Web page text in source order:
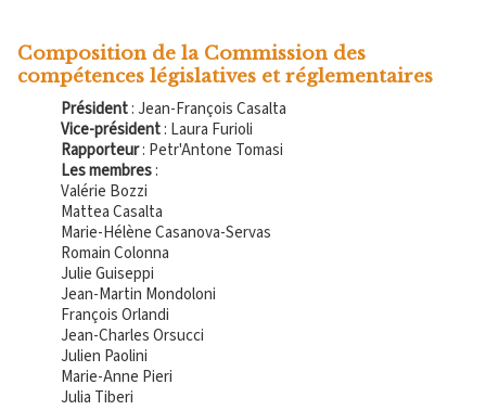
Composition de la Commission des
compétences législatives et réglementaires
Président: Jean-François Casalta
Vice-président: Laura Furioli
Rapporteur: Petr'Antone Tomasi
Les membres:
Valérie Bozzi
Mattea Casalta
Marie-Hélène Casanova-Servas
Romain Colonna
Julie Guiseppi
Jean-Martin Mondoloni
François Orlandi
Jean-Charles Orsucci
Julien Paolini
Marie-Anne Pieri
Julia Tiberi